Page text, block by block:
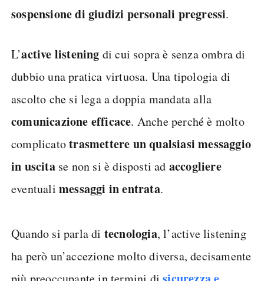
sospensione di giudizi personali pregressi.
L’active listening di cui sopra è senza ombra di
dubbio una pratica virtuosa. Una tipologia di
ascolto che si lega a doppia mandata alla
comunicazione efficace. Anche perché è molto
complicatotrasmettere un qualsiasi messaggio
in uscitase non si è disposti ad accogliere
eventuali messaggi in entrata.
Quando si parla di tecnologia, l’active listening
ha però un’accezione molto diversa, decisamente